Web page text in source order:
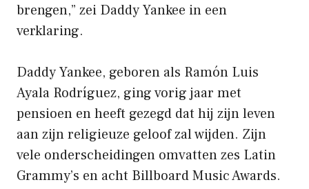
brengen,” zei Daddy Yankee in een
verklaring.
Daddy Yankee, geboren als Ramón Luis
Ayala Rodríguez, ging vorig jaar met
pensioen en heeft gezegd dat hij zijn leven
aan zijn religieuze geloof zal wijden. Zijn
vele onderscheidingen omvatten zes Latin
Grammy’s en acht Billboard Music Awards.